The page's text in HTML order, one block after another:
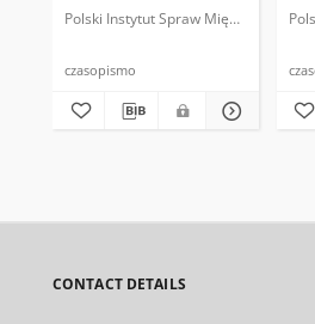
Polski Instytut Spraw
czasopismo
CONTACT DETAILS